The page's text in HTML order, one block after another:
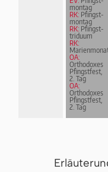
mon­tag
RK: Pfingst­
mon­tag
RK: Pfingst­
tri­du­um
RK:
OA:
Orthodoxes
Pfingstfest,
2. Tag
OA:
Orthodoxes
Pfingstfest,
2. Tag